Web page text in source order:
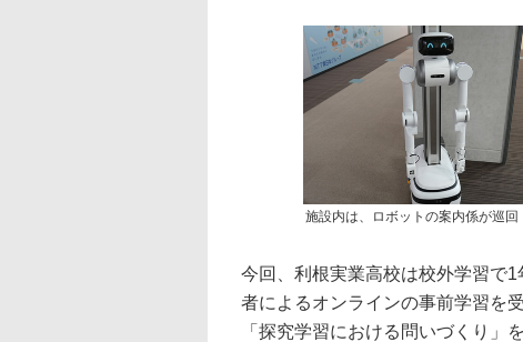
施設内は、ロボットの案内係が巡回
今回、利根実業高校は校外学習で
者によるオンラインの事前学習を
「探究学習における問いづくり」